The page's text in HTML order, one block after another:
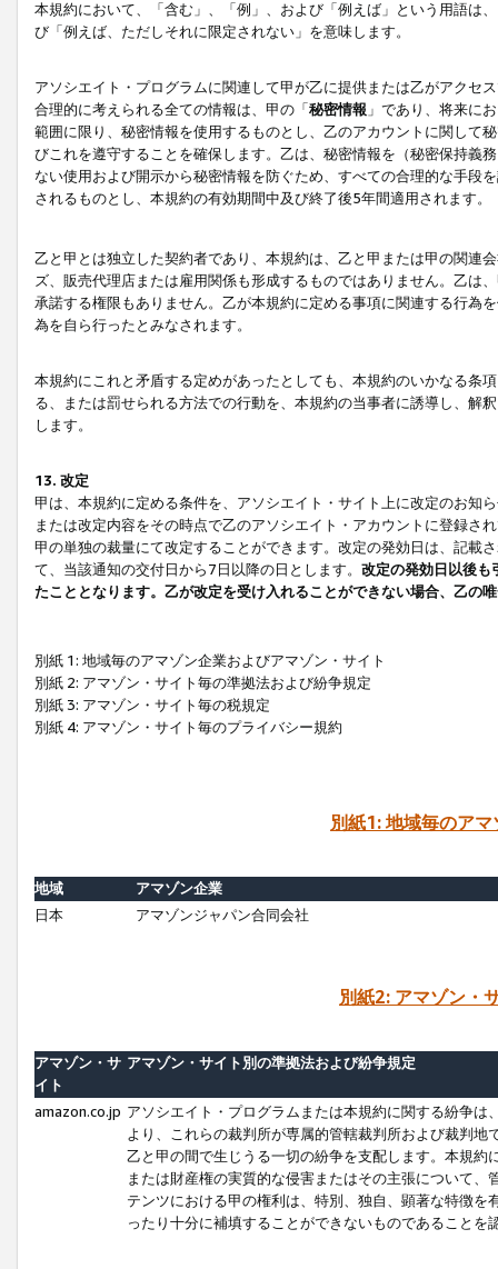
本規約において、「含む」、「例」、および「例えば」という用語は
び「例えば、ただしそれに限定されない」を意味します。
アソシエイト・プログラムに関連して甲が乙に提供または乙がアクセ
合理的に考えられる全ての情報は、甲の「秘密情報 」であり、将来に
範囲に限り、秘密情報を使用するものとし、乙のアカウントに関して
びこれを遵守することを確保します。乙は、秘密情報を（秘密保持義
ない使用および開示から秘密情報を防ぐため、すべての合理的な手段
されるものとし、本規約の有効期間中及び終了後5年間適用されます。
乙と甲とは独立した契約者であり、本規約は、乙と甲または甲の関連
ズ、販売代理店または雇用関係も形成するものではありません。乙は
承諾する権限もありません。乙が本規約に定める事項に関連する行為
為を自ら行ったとみなされます。
本規約にこれと矛盾する定めがあったとしても、本規約のいかなる条
る、または罰せられる方法での行動を、本規約の当事者に誘導し、解
します。
13. 改定
甲は、本規約に定める条件を、アソシエイト・サイト上に改定のお知
または改定内容をその時点で乙のアソシエイト・アカウントに登録さ
甲の単独の裁量にて改定することができます。改定の発効日は、記載
て、当該通知の交付日から7日以降の日とします。 改定の発効日以後も
たこととなります。乙が改定を受け入れることができない場合、乙の
別紙 1: 地域毎のアマゾン企業およびアマゾン・サイト
別紙 2: アマゾン・サイト毎の準拠法および紛争規定
別紙 3: アマゾン・サイト毎の税規定
別紙 4: アマゾン・サイト毎のプライバシー規約
別紙1: 地域毎のア
地域
アマゾン企業
日本
アマゾンジャパン合同会社
別紙2: アマゾン・
アマゾン・サ
イト
アマゾン・サイト別の準拠法および紛争規定
amazon.co.jp アソシエイト・プログラムまたは本規約に関する紛争
より、これらの裁判所が専属的管轄裁判所および裁判
乙と甲の間で生じうる一切の紛争を支配します。本規
または財産権の実質的な侵害またはその主張について
テンツにおける甲の権利は、特別、独自、顕著な特徴
ったり十分に補填することができないものであることを